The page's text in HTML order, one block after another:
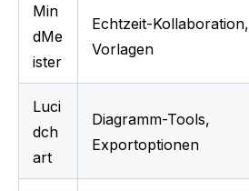
Min
dMe
ister
Echtzeit-Kollaboration,
Vorlagen
Luci
dch
art
Diagramm-Tools,
Exportoptionen